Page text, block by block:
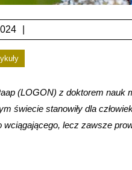
sierpnia
(LOGON) z doktorem
świecie stanowiły dla
wciągającego, lecz zawsze